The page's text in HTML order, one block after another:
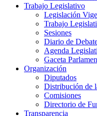
Trabajo Legislativo
Legislación
Trabajo
Sesiones
Diario de
Agenda
Gaceta
Organización
Diputados
Distribución de
Comisiones
Directorio de
Transparencia